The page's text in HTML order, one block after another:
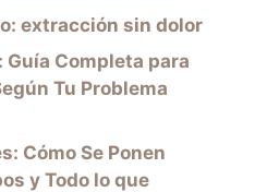
extracción sin dolor
Guía Completa para
Tu Problema
Cómo Se Ponen
y Todo lo que